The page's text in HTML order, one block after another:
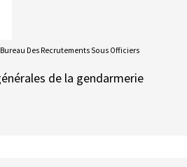
Des Recrutements Sous Officiers
de la gendarmerie